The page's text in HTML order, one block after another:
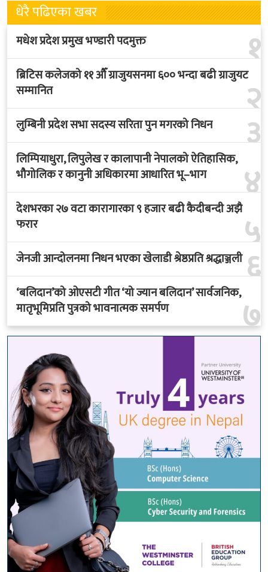
धेरै पढिएका खबर
१
मधेश प्रदेश प्रमुख भण्डारी पदमुक्त
२
ब्रिटिस कलेजको ११ औँ ग्राजुयसनमा ६०० भन्दा बढी ग्राजुयट
सम्मानित
३
लुम्बिनी प्रदेश सभा सदस्य सरिता पुन मगरको निधन
४
लिम्पियाधुरा, लिपुलेख र कालापानी नेपालको ऐतिहासिक,
भौगोलिक र कानुनी अधिकारमा आधारित भू–भाग
५
देशभरका २७ वटा कारागारका ९ हजार बढी कैदीबन्दी अझै
फरार
६
जेनजी आन्दोलनमा निधन भएका खेलाडी श्रेष्ठप्रति श्रद्धाञ्जली
७
‘बलिदान’को ओएसटी गीत ‘यो ज्यान बलिदान’ सार्वजनिक,
मातृभूमिप्रति पुत्रको भावनात्मक समर्पण